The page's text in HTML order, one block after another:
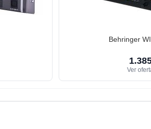
Behringer
Ver